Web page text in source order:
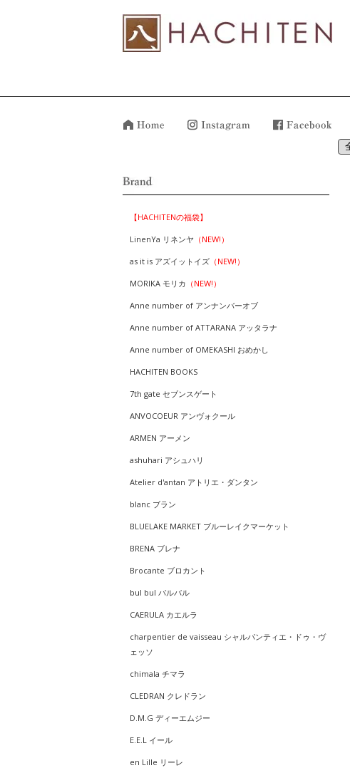
【HACHITENの福袋】
LinenYa リネンヤ （NEW!）
as it is アズイットイズ （NEW!）
MORIKA モリカ （NEW!）
Anne number of アンナンバーオブ
Anne number of ATTARANA アッタラナ
Anne number of OMEKASHI おめかし
HACHITEN BOOKS
7th gate セブンスゲート
ANVOCOEUR アンヴォクール
ARMEN アーメン
ashuhari アシュハリ
Atelier d'antan アトリエ・ダンタン
blanc ブラン
BLUELAKE MARKET ブルーレイクマーケット
BRENA ブレナ
Brocante ブロカント
bul bul バルバル
CAERULA カエルラ
charpentier de vaisseau シャルパンティエ・ドゥ・ヴ
ェッソ
chimala チマラ
CLEDRAN クレドラン
D.M.G ディーエムジー
E.E.L イール
en Lille リーレ